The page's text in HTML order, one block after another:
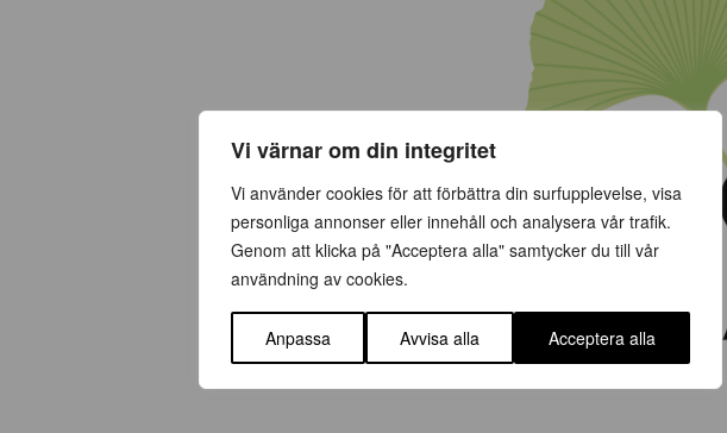
Vi värnar om din integritet
Vi använder cookies för att förbättra din surfupplevelse, visa
personliga annonser eller innehåll och analysera vår trafik.
Genom att klicka på "Acceptera alla" samtycker du till vår
användning av cookies.
Anpassa Avvisa alla Acceptera alla